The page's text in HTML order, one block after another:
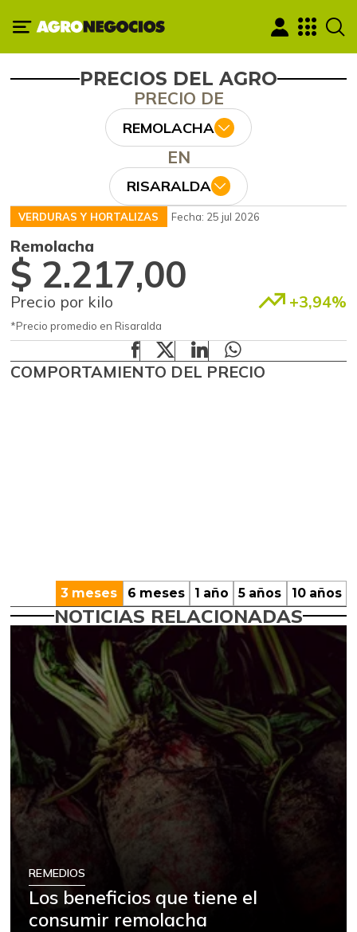
PRECIOS DEL AGRO
PRECIO DE
REMOLACHA
EN
RISARALDA
VERDURAS Y HORTALIZAS Fecha: 25 jul 2026
Remolacha
$ 2.217,00
Precio por kilo +3,94%
*Precio promedio en Risaralda
COMPORTAMIENTO DEL PRECIO
3 meses 6 meses 1 año 5 años 10 años
NOTICIAS RELACIONADAS
REMEDIOS
Los beneficios que tiene el
consumir remolacha